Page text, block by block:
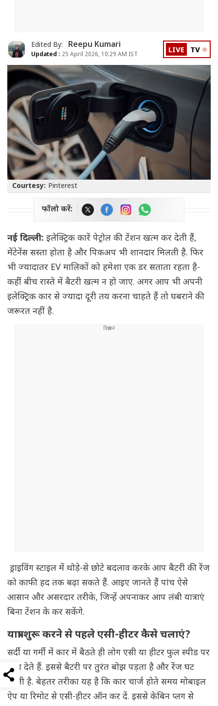
Edited By: Reepu Kumari
Updated : 25 April 2026, 10:29 AM IST LIVE TV
Courtesy: Pinterest
फॉलो करें:
नई दिल्ली: इलेक्ट्रिक कारें पेट्रोल की टेंशन खत्म कर देती हैं,
मेंटेनेंस सस्ता होता है और पिकअप भी शानदार मिलती है. फिर
भी ज्यादातर EV मालिकों को हमेशा एक डर सताता रहता है-
कहीं बीच रास्ते में बैटरी खत्म न हो जाए. अगर आप भी अपनी
इलेक्ट्रिक कार से ज्यादा दूरी तय करना चाहते हैं तो घबराने की
जरूरत नहीं है.
ड्राइविंग स्टाइल में थोड़े-से छोटे बदलाव करके आप बैटरी की रेंज
को काफी हद तक बढ़ा सकते हैं. आइए जानते हैं पांच ऐसे
आसान और असरदार तरीके, जिन्हें अपनाकर आप लंबी यात्राएं
बिना टेंशन के कर सकेंगे.
यात्रा शुरू करने से पहले एसी-हीटर कैसे चलाएं?
सर्दी या गर्मी में कार में बैठते ही लोग एसी या हीटर फुल स्पीड पर
चला देते हैं. इससे बैटरी पर तुरंत बोझ पड़ता है और रेंज घट
जाती है. बेहतर तरीका यह है कि कार चार्ज होते समय मोबाइल
ऐप या रिमोट से एसी-हीटर ऑन कर दें. इससे केबिन प्लग से